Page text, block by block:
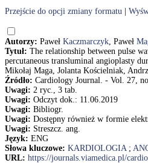
Przejście do opcji zmiany formatu
Autorzy: Paweł Kaczmarczyk, Paweł
Tytuł: The relationship between pulse
percutaneous transluminal angioplasty
Mikołaj Maga, Jolanta Kościelniak,
Źródło: Cardiology Journal. - Vol. 27,
Uwagi: 2 ryc., 3 tab.
Uwagi: Odczyt dok.: 11.06.2019
Uwagi: Bibliogr.
Uwagi: Dostępny również w formie
Uwagi: Streszcz. ang.
Język: ENG
Słowa kluczowe: KARDIOLOGIA;
URL: https://journals.viamedica.pl/